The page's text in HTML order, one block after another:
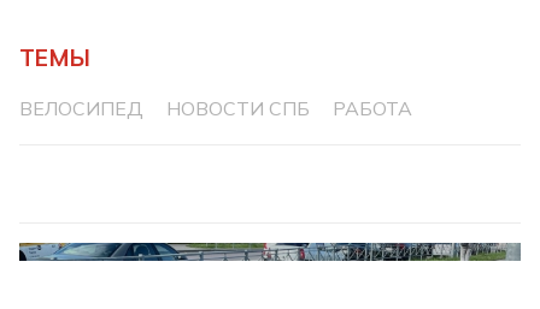
ТЕМЫ
ВЕЛОСИПЕД НОВОСТИ СПБ РАБОТА